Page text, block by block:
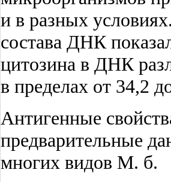
и в разных
состава ДНК
цитозина в ДНК
в пределах от 34,2
Антигенные
предварительные
многих видов М. б.